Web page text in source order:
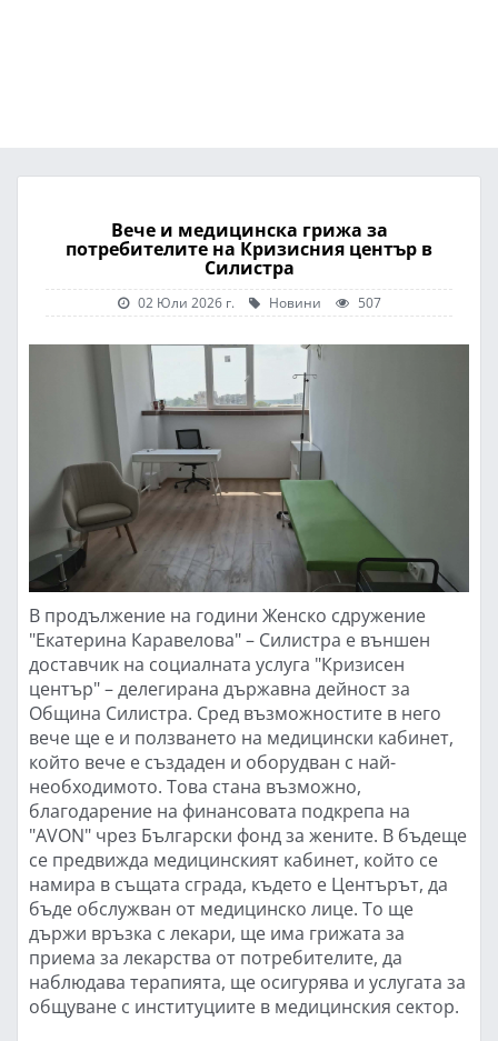
Вече и медицинска грижа за
потребителите на Кризисния център в
Силистра
02 Юли 2026 г. Новини 507
В продължение на години Женско сдружение
"Екатерина Каравелова" – Силистра е външен
доставчик на социалната услуга "Кризисен
център" – делегирана държавна дейност за
Община Силистра. Сред възможностите в него
вече ще е и ползването на медицински кабинет,
който вече е създаден и оборудван с най-
необходимото. Това стана възможно,
благодарение на финансовата подкрепа на
"AVON" чрез Български фонд за жените. В бъдеще
се предвижда медицинският кабинет, който се
намира в същата сграда, където е Центърът, да
бъде обслужван от медицинско лице. То ще
държи връзка с лекари, ще има грижата за
приема за лекарства от потребителите, да
наблюдава терапията, ще осигурява и услугата за
общуване с институциите в медицинския сектор.